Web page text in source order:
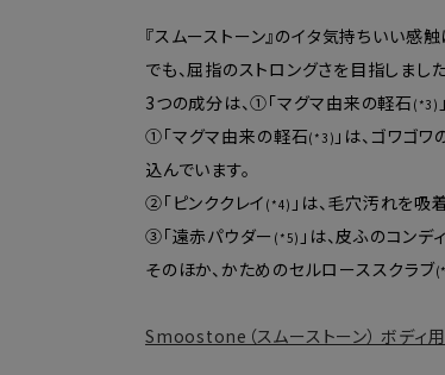
『スムーストーン』のイタ気持ちいい感
でも、屈指のストロングさを目指しました
3つの成分は、①「マグマ由来の軽石 (*3)
①「マグマ由来の軽石(*3) 」は、ゴワゴ
込んでいます。
②「ピンククレイ (*4) 」は、毛穴汚れを吸
③「遠赤パウダー (*5) 」は、皮ふのコン
そのほか、かためのセルローススクラブ
Smoostone（スムーストーン） ボディ